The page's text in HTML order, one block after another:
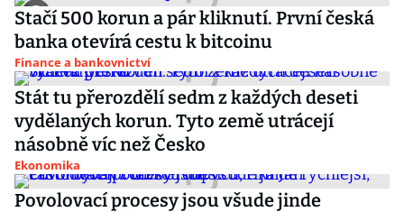
Stačí 500 korun a pár kliknutí. První česká
banka otevírá cestu k bitcoinu
Finance a bankovnictví
Stát tu přerozdělí sedm z každých deseti
vydělaných korun. Tyto země utrácejí
násobně víc než Česko
Ekonomika
Povolovací procesy jsou všude jinde